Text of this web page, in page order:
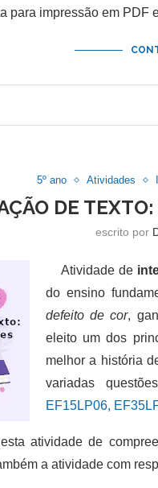
para impressão em PDF
5º ano Atividades
DE
escrito por
Atividade de
do ensino
defeito de cor,
eleito um dos
melhor a história
variadas
EF15LP06,
atividade de
a atividade com